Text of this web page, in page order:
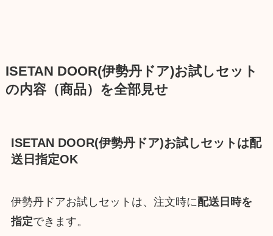
ISETAN DOOR(伊勢丹ドア)お試しセット
の内容（商品）を全部見せ
ISETAN DOOR(伊勢丹ドア)お試しセットは配
送日指定OK
伊勢丹ドアお試しセットは、注文時に配送日時を
指定できます。